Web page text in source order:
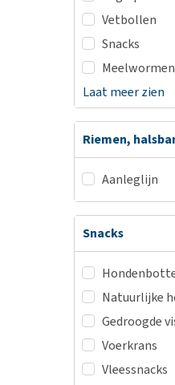
Vetbollen
Snacks
Meelwormen
Laat meer zien
Riemen,
Aanleglijn
Snacks
Natuurlijke
Gedroogde
Voerkrans
Vleessnacks